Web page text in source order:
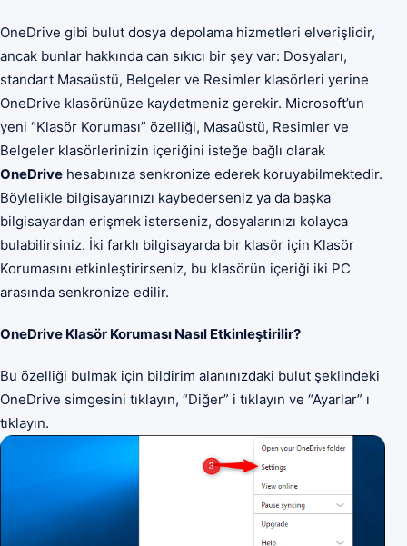
OneDrive gibi bulut dosya depolama hizmetleri elverişlidir,
ancak bunlar hakkında can sıkıcı bir şey var: Dosyaları,
standart Masaüstü, Belgeler ve Resimler klasörleri yerine
OneDrive klasörünüze kaydetmeniz gerekir. Microsoft’un
yeni “Klasör Koruması” özelliği, Masaüstü, Resimler ve
Belgeler klasörlerinizin içeriğini isteğe bağlı olarak
OneDrive hesabınıza senkronize ederek koruyabilmektedir.
Böylelikle bilgisayarınızı kaybederseniz ya da başka
bilgisayardan erişmek isterseniz, dosyalarınızı kolayca
bulabilirsiniz. İki farklı bilgisayarda bir klasör için Klasör
Korumasını etkinleştirirseniz, bu klasörün içeriği iki PC
arasında senkronize edilir.
OneDrive Klasör Koruması Nasıl Etkinleştirilir?
Bu özelliği bulmak için bildirim alanınızdaki bulut şeklindeki
OneDrive simgesini tıklayın, “Diğer” i tıklayın ve “Ayarlar” ı
tıklayın.